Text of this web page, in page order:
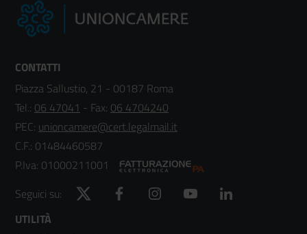
CONTATTI
Piazza Sallustio, 21 - 00187 Roma
Tel.: 06 47041 - Fax: 06 4704240
PEC: unioncamere@cert.legalmail.it
C.F.: 01484460587
P.Iva: 01000211001
Seguici su:
Twitter Facebook Instagram YouTube
Footer
UTILITÀ